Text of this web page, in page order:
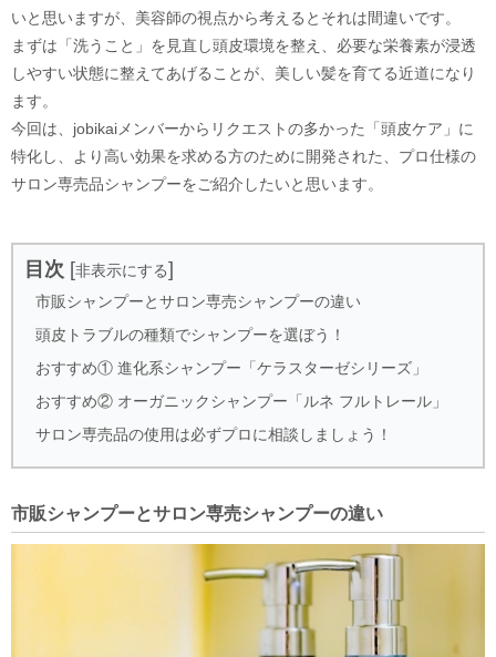
いと思いますが、美容師の視点から考えるとそれは間違いです。
まずは「洗うこと」を見直し頭皮環境を整え、必要な栄養素が浸透
しやすい状態に整えてあげることが、美しい髪を育てる近道になり
ます。
今回は、jobikaiメンバーからリクエストの多かった「頭皮ケア」に
特化し、より高い効果を求める方のために開発された、プロ仕様の
サロン専売品シャンプーをご紹介したいと思います。
目次 [非表示にする]
市販シャンプーとサロン専売シャンプーの違い
頭皮トラブルの種類でシャンプーを選ぼう！
おすすめ① 進化系シャンプー「ケラスターゼシリーズ」
おすすめ② オーガニックシャンプー「ルネ フルトレール」
サロン専売品の使用は必ずプロに相談しましょう！
市販シャンプーとサロン専売シャンプーの違い